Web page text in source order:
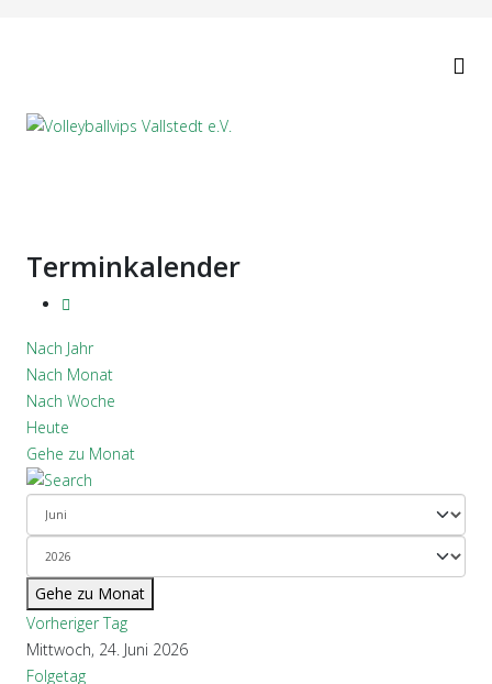
Terminkalender
Nach Jahr
Nach Monat
Nach Woche
Heute
Gehe zu Monat
Gehe zu Monat
Vorheriger Tag
Mittwoch, 24. Juni 2026
Folgetag